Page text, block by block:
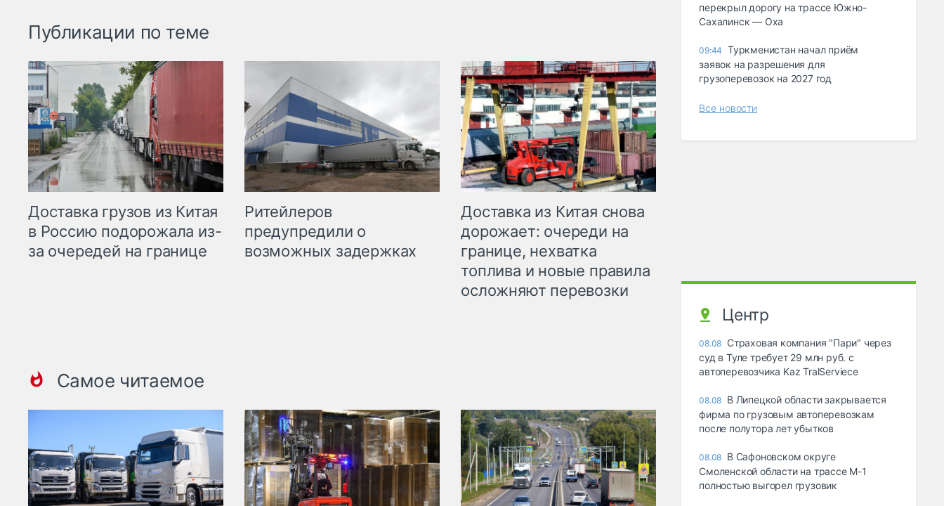
Публикации по теме
Доставка грузов из Китая
в Россию подорожала из-
за очередей на границе
Ритейлеров
предупредили о
возможных задержках
Доставка из Китая снова
дорожает: очереди на
границе, нехватка
топлива и новые правила
осложняют перевозки
Самое читаемое
перекрыл дорогу на трассе Южно-
Сахалинск — Оха
09:44
Туркменистан начал приём
заявок на разрешения для
грузоперевозок на 2027 год
Все новости
Центр
08.08 Страховая компания "Пари" через
суд в Туле требует 29 млн руб. с
автоперевозчика Kaz TralServiece
08.08 В Липецкой области закрывается
фирма по грузовым автоперевозкам
после полутора лет убытков
08.08 В Сафоновском округе
Смоленской области на трассе М-1
полностью выгорел грузовик